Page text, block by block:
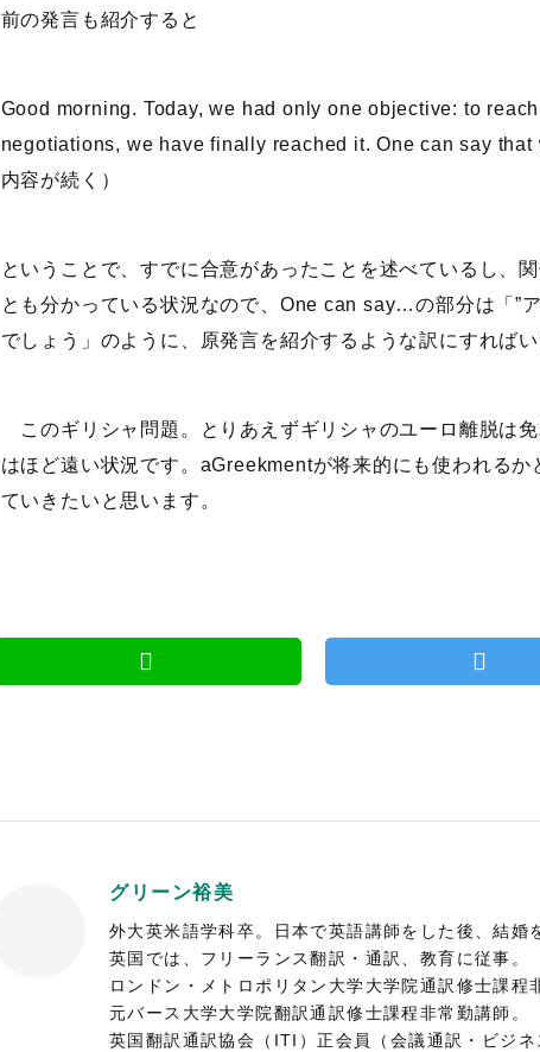
前の発言も紹介すると
Good morning. Today, we had only one objective: to
negotiations, we have finally reached it. One can say that
内容が続く）
ということで、すでに合意があったことを述べているし、
とも分かっている状況なので、One can say…の部分は「”
でしょう」のように、原発言を紹介するような訳にすれば
このギリシャ問題。とりあえずギリシャのユーロ離脱は
はほど遠い状況です。aGreekmentが将来的にも使われる
ていきたいと思います。
グリーン裕美
外大英米語学科卒。日本で英語講師をした後、結婚
英国では、フリーランス翻訳・通訳、教育に従事。
ロンドン・メトロポリタン大学大学院通訳修士課程
元バース大学大学院翻訳通訳修士課程非常勤講師。
英国翻訳通訳協会（ITI）正会員（会議通訳・ビジネ